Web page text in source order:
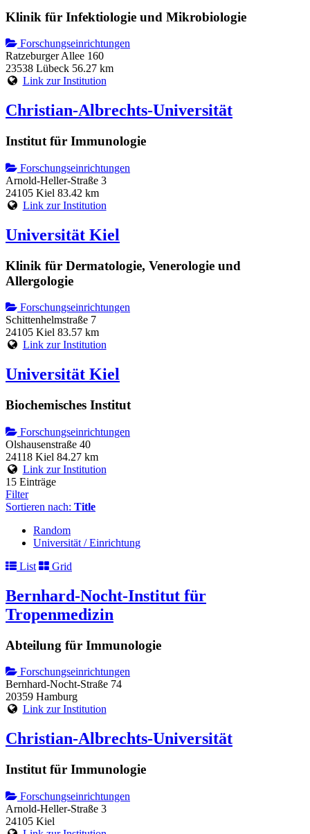
Klinik für Infektiologie und Mikrobiologie
Forschungseinrichtungen
Ratzeburger Allee 160
23538 Lübeck 56.27 km
Link zur Institution
Christian-Albrechts-Universität
Institut für Immunologie
Forschungseinrichtungen
Arnold-Heller-Straße 3
24105 Kiel 83.42 km
Link zur Institution
Universität Kiel
Klinik für Dermatologie, Venerologie und
Allergologie
Forschungseinrichtungen
Schittenhelmstraße 7
24105 Kiel 83.57 km
Link zur Institution
Universität Kiel
Biochemisches Institut
Forschungseinrichtungen
Olshausenstraße 40
24118 Kiel 84.27 km
Link zur Institution
15 Einträge
Filter
Sortieren nach: Title
Random
Universität / Einrichtung
List
Grid
Bernhard-Nocht-Institut für
Tropenmedizin
Abteilung für Immunologie
Forschungseinrichtungen
Bernhard-Nocht-Straße 74
20359 Hamburg
Link zur Institution
Christian-Albrechts-Universität
Institut für Immunologie
Forschungseinrichtungen
Arnold-Heller-Straße 3
24105 Kiel